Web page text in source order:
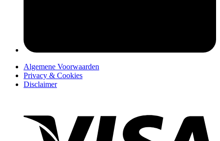
Algemene Voorwaarden
Privacy & Cookies
Disclaimer